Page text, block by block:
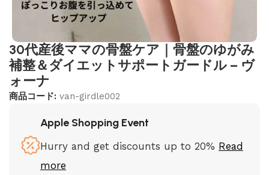
30代産後ママの骨盤ケア｜骨盤のゆがみ
補整＆ダイエットサポートガードル – ヴ
ォーナ
商品コード: van-girdle002
Apple Shopping Event
Hurry and get discounts up to 20% Read
more